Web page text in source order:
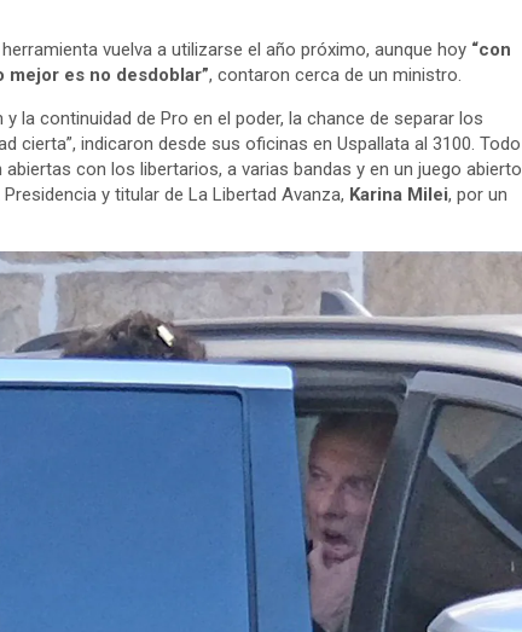
vuelva a utilizarse el año próximo, aunque hoy “con
es no desdoblar”, contaron cerca de un ministro.
la continuidad de Pro en el poder, la chance de separar los
cierta”, indicaron desde sus oficinas en Uspallata al 3100. Todo
con los libertarios, a varias bandas y en un juego abierto
y titular de La Libertad Avanza, Karina Milei, por un